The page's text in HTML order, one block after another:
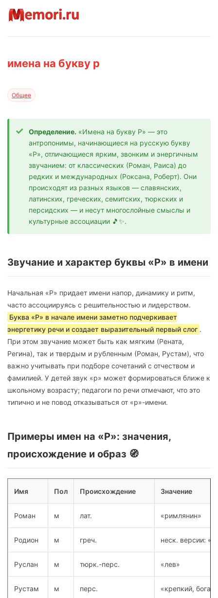
имена на букву р
Общее
Определение. «Имена на букву Р» — это
антропонимы, начинающиеся на русскую букву
«Р», отличающиеся ярким, звонким и энергичным
звучанием: от классических (Роман, Раиса) до
редких и международных (Роксана, Роберт). Они
происходят из разных языков — славянских,
латинских, греческих, семитских, тюркских и
персидских — и несут многослойные смыслы и
культурные ассоциации 🎵✨.
Звучание и характер буквы «Р» в имени
Начальная «Р» придает имени напор, динамику и ритм,
часто ассоциируясь с решительностью и лидерством.
Буква «Р» в начале имени заметно подчеркивает
энергетику речи и создает выразительный первый слог .
При этом звучание может быть как мягким (Рената,
Регина), так и твердым и рубленным (Роман, Рустам), что
важно учитывать при подборе сочетаний с отчеством и
фамилией. У детей звук «р» может формироваться ближе к
школьному возрасту; педагоги по речи отмечают, что это
типично и не повод отказываться от «р»-имени.
Примеры имен на «Р»: значения,
происхождение и образ 🧭
Имя Пол Происхождение Значение
Роман м лат. «римлянин»
Родион м греч. неск. версии:
Руслан м тюрк.-перс. «лев»
Рустам м перс. «крепкий,